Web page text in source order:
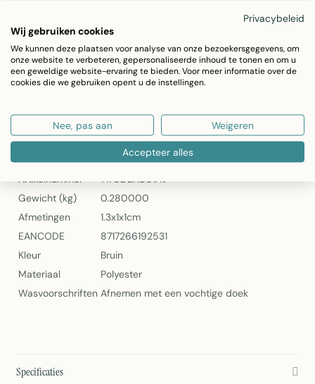
Materiaal: Polyester
Kleur: Bruin
Gewicht: 280 gram
Eenvoudig onderhoud: afnemen met vochtige doek
Banner Karlstadt – Textielwandversiering van 2Lif
Specificaties
Artikelnummer
7170DBAC01AV
Gewicht (kg)
0.280000
Afmetingen
1.3x1x1cm
EANCODE
8717266192531
Kleur
Bruin
Materiaal
Polyester
Wasvoorschriften Afnemen met een vochtige doek
Specificaties
Privacybeleid
Wij gebruiken cookies
We kunnen deze plaatsen voor analyse van onze bezoekersgegevens, om
onze website te verbeteren, gepersonaliseerde inhoud te tonen en om u
een geweldige website-ervaring te bieden. Voor meer informatie over de
cookies die we gebruiken opent u de instellingen.
Nee, pas aan Weigeren
Accepteer alles